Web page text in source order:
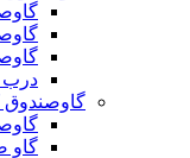
درب
گاوصندوق
گاو